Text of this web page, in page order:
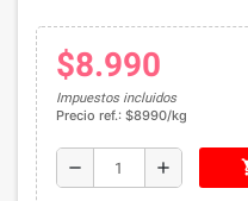
$8.990
Impuestos incluidos
Precio ref.: $8990/kg
remove add